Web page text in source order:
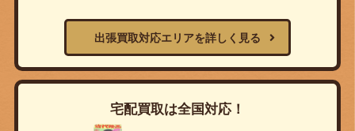
出張買取対応エリアを詳しく見る
宅配買取は全国対応！